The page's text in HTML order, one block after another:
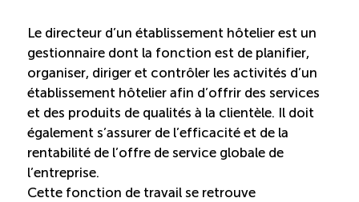
Saisonnalité des emplois
Outils et ressources
Descriptions de fonction
Le directeur d’un établissement hôtelier est un
gestionnaire dont la fonction est de planifier,
organiser, diriger et contrôler les activités d’un
établissement hôtelier afin d’offrir des services
et des produits de qualités à la clientèle. Il doit
également s’assurer de l’efficacité et de la
rentabilité de l’offre de service globale de
l’entreprise.
Cette fonction de travail se retrouve